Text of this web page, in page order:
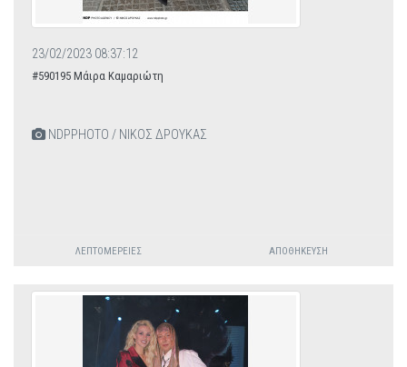
23/02/2023 08:37:12
#590195 Μάιρα Καμαριώτη
NDPPHOTO / ΝΙΚΟΣ ΔΡΟΥΚΑΣ
ΛΕΠΤΟΜΈΡΕΙΕΣ ΑΠΟΘΉΚΕΥΣΗ